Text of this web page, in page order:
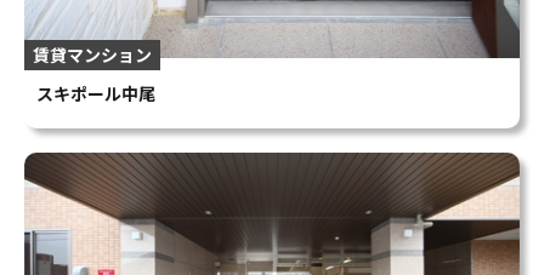
賃貸マンション
スキポール中尾